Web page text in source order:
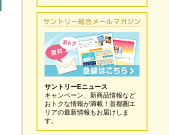
サントリーEニュース
キャンペーン、新商品情報など
おトクな情報が満載！首都圏エ
リアの最新情報もお届けしま
す。